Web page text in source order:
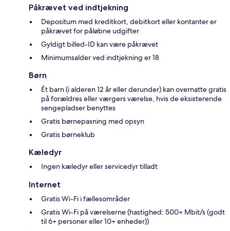
Påkrævet ved indtjekning
Depositum med kreditkort, debitkort eller kontanter er
påkrævet for påløbne udgifter
Gyldigt billed-ID kan være påkrævet
Minimumsalder ved indtjekning er 18
Børn
Ét barn (i alderen 12 år eller derunder) kan overnatte gratis
på forældres eller værgers værelse, hvis de eksisterende
sengepladser benyttes
Gratis børnepasning med opsyn
Gratis børneklub
Kæledyr
Ingen kæledyr eller servicedyr tilladt
Internet
Gratis Wi-Fi i fællesområder
Gratis Wi-Fi på værelserne (hastighed: 500+ Mbit/s (godt
til 6+ personer eller 10+ enheder))